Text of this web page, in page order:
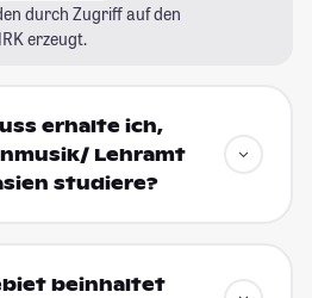
durch Zugriff auf den
erzeugt.
erhalte ich,
Lehramt
studiere?
beinhaltet